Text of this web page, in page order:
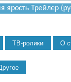
ярость Трейлер